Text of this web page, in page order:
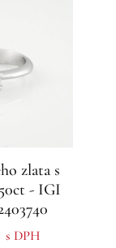
zlata s
- IGI
s DPH